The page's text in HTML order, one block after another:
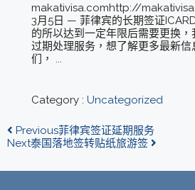
makativisa.comhttp://
3月5日 — 菲律宾的长期签证
的所以达到一定年限后需要更换，
过期处理服务，想了解更多最新
们， ...
Category : Uncategorized
Previous菲律宾签证延期服务
Next泰国落地签转贴纸旅游签